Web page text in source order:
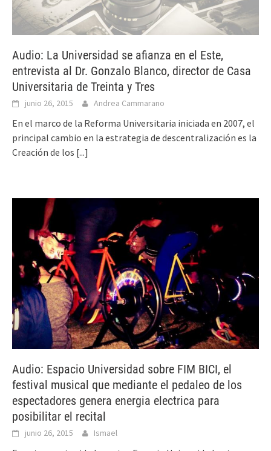
Audio: La Universidad se afianza en el Este,
entrevista al Dr. Gonzalo Blanco, director de Casa
Universitaria de Treinta y Tres
junio 26, 2015 Andrea Cammarano
En el marco de la Reforma Universitaria iniciada en 2007, el
principal cambio en la estrategia de descentralización es la
Creación de los [...]
Audio: Espacio Universidad sobre FIM BICI, el
festival musical que mediante el pedaleo de los
espectadores genera energia electrica para
posibilitar el recital
junio 26, 2015 Ismael